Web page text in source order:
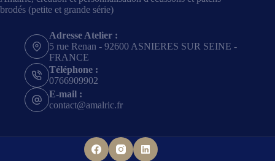
brodés (petite et grande série)
Adresse Atelier :
5 rue Renan - 92600 ASNIERES SUR SEINE -
FRANCE
Téléphone :
0766909902
E-mail :
contact@amalric.fr